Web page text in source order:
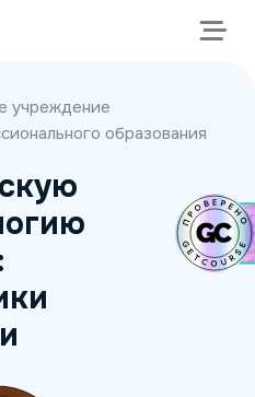
учреждение
образования